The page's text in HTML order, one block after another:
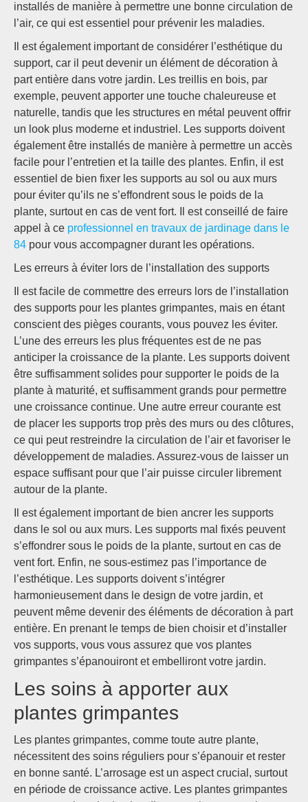
installés de manière à permettre une bonne circulation de
l’air, ce qui est essentiel pour prévenir les maladies.
Il est également important de considérer l’esthétique du
support, car il peut devenir un élément de décoration à
part entière dans votre jardin. Les treillis en bois, par
exemple, peuvent apporter une touche chaleureuse et
naturelle, tandis que les structures en métal peuvent offrir
un look plus moderne et industriel. Les supports doivent
également être installés de manière à permettre un accès
facile pour l’entretien et la taille des plantes. Enfin, il est
essentiel de bien fixer les supports au sol ou aux murs
pour éviter qu’ils ne s’effondrent sous le poids de la
plante, surtout en cas de vent fort. Il est conseillé de faire
appel à ce professionnel en travaux de jardinage dans le
84 pour vous accompagner durant les opérations.
Les erreurs à éviter lors de l’installation des supports
Il est facile de commettre des erreurs lors de l’installation
des supports pour les plantes grimpantes, mais en étant
conscient des pièges courants, vous pouvez les éviter.
L’une des erreurs les plus fréquentes est de ne pas
anticiper la croissance de la plante. Les supports doivent
être suffisamment solides pour supporter le poids de la
plante à maturité, et suffisamment grands pour permettre
une croissance continue. Une autre erreur courante est
de placer les supports trop près des murs ou des clôtures,
ce qui peut restreindre la circulation de l’air et favoriser le
développement de maladies. Assurez-vous de laisser un
espace suffisant pour que l’air puisse circuler librement
autour de la plante.
Il est également important de bien ancrer les supports
dans le sol ou aux murs. Les supports mal fixés peuvent
s’effondrer sous le poids de la plante, surtout en cas de
vent fort. Enfin, ne sous-estimez pas l’importance de
l’esthétique. Les supports doivent s’intégrer
harmonieusement dans le design de votre jardin, et
peuvent même devenir des éléments de décoration à part
entière. En prenant le temps de bien choisir et d’installer
vos supports, vous vous assurez que vos plantes
grimpantes s’épanouiront et embelliront votre jardin.
Les soins à apporter aux
plantes grimpantes
Les plantes grimpantes, comme toute autre plante,
nécessitent des soins réguliers pour s’épanouir et rester
en bonne santé. L’arrosage est un aspect crucial, surtout
en période de croissance active. Les plantes grimpantes